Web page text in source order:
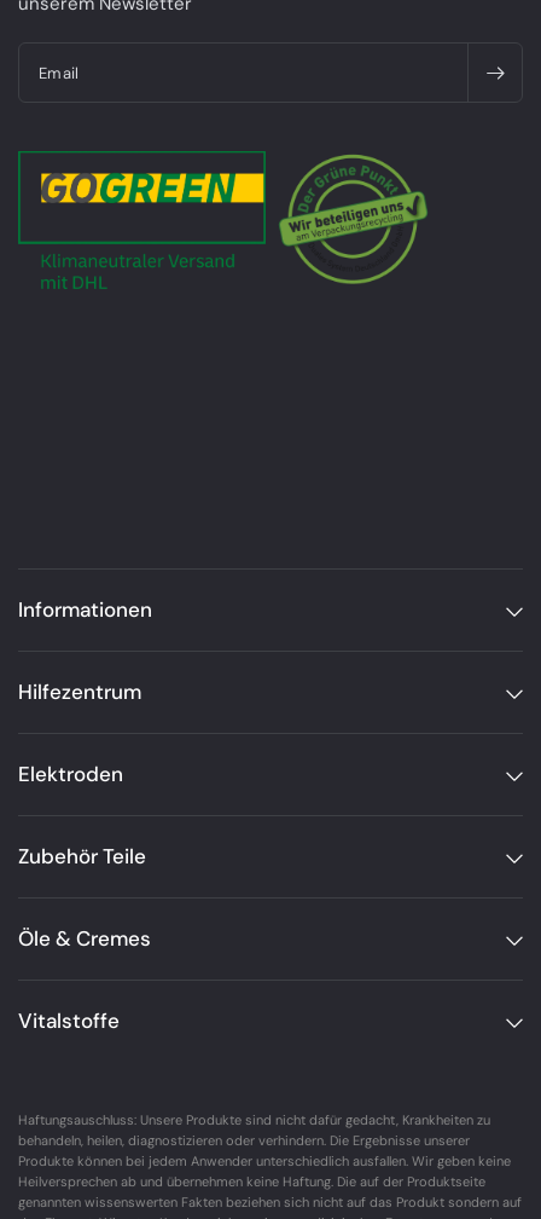
Email
Informationen
Hilfezentrum
Elektroden
Zubehör Teile
Öle & Cremes
Vitalstoffe
Haftungsauschluss: Unsere Produkte sind nicht dafür gedacht, Krankheiten zu
behandeln, heilen, diagnostizieren oder verhindern. Die Ergebnisse unserer
Produkte können bei jedem Anwender unterschiedlich ausfallen. Wir geben keine
Heilversprechen ab und übernehmen keine Haftung. Die auf der Produktseite
genannten wissenswerten Fakten beziehen sich nicht auf das Produkt sondern auf